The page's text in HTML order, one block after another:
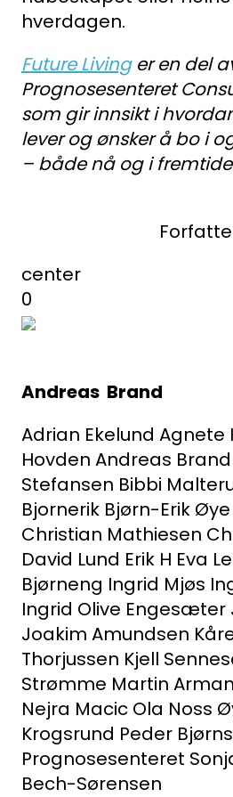
hverdagen.
Future Livinger en del
Prognosesenteret
som gir innsikt i
lever og ønsker å bo i
– både nå og i
center
0
Andreas Brand
Adrian Ekelund Agnete
Hovden Andreas Brand
Stefansen Bibbi
Bjornerik Bjørn-Erik Øye
Christian Mathiesen
David Lund Erik H Eva
Bjørneng Ingrid Mjøs
Ingrid Olive Engesæter
Joakim Amundsen
Thorjussen Kjell
Strømme Martin
Nejra Macic Ola Noss
Krogsrund Peder
Prognosesenteret
Bech-Sørensen